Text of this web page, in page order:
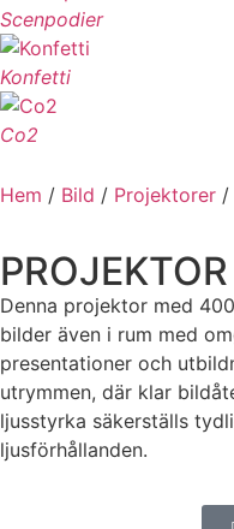
Scenpodier
Konfetti
Co2
Hem / Bild / Projektorer /
Denna projektor med
bilder även i rum med
presentationer och
utrymmen, där klar
ljusstyrka säkerställs
ljusförhållanden.